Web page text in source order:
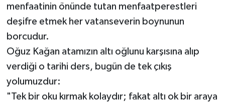
menfaatinin önünde tutan menfaatperestleri
deşifre etmek her vatanseverin boynunun
borcudur.
Oğuz Kağan atamızın altı oğlunu karşısına alıp
verdiği o tarihi ders, bugün de tek çıkış
yolumuzdur:
"Tek bir oku kırmak kolaydır; fakat altı ok bir araya